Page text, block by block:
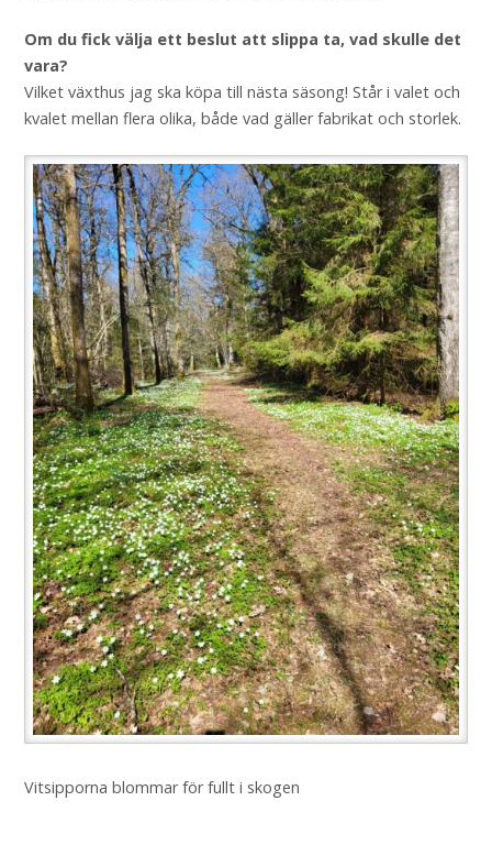
Om du fick välja ett beslut att slippa ta, vad skulle det
vara?
Vilket växthus jag ska köpa till nästa säsong! Står i valet och
kvalet mellan flera olika, både vad gäller fabrikat och storlek.
Vitsipporna blommar för fullt i skogen